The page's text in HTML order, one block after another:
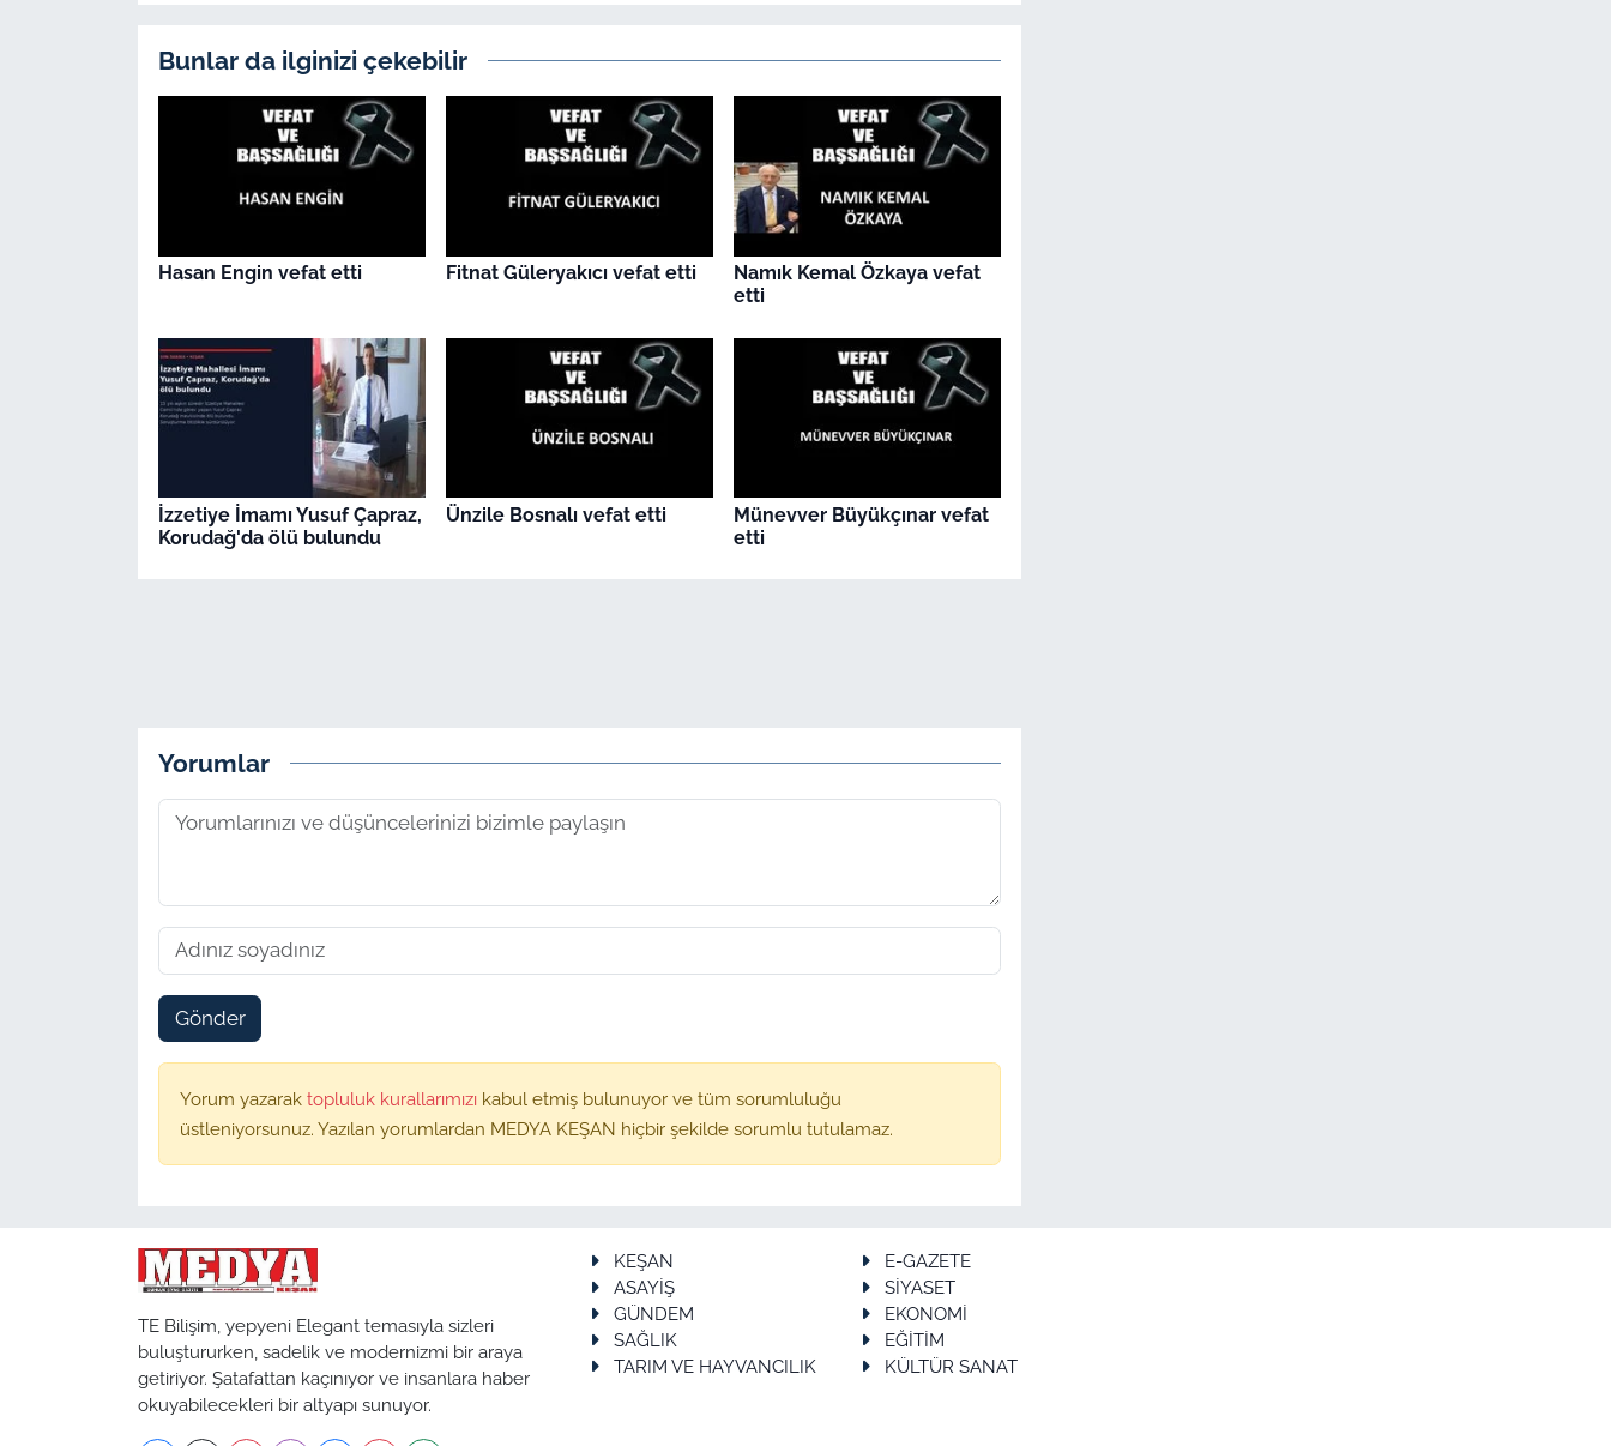
Bunlar da ilginizi çekebilir
Hasan Engin vefat etti Fitnat Güleryakıcı vefat etti
Namık Kemal Özkaya vefat
etti
İzzetiye İmamı Yusuf Çapraz,
Korudağ'da ölü bulundu
Ünzile Bosnalı vefat etti
Münevver Büyükçınar vefat
etti
Yorumlar
Gönder
Yorum yazarak topluluk kurallarımızı kabul etmiş bulunuyor ve tüm sorumluluğu
üstleniyorsunuz. Yazılan yorumlardan MEDYA KEŞAN hiçbir şekilde sorumlu tutulamaz.
TE Bilişim, yepyeni Elegant temasıyla sizleri
buluştururken, sadelik ve modernizmi bir araya
getiriyor. Şatafattan kaçınıyor ve insanlara haber
okuyabilecekleri bir altyapı sunuyor.
KEŞAN
E-GAZETE
ASAYİŞ
SİYASET
GÜNDEM
EKONOMİ
SAĞLIK
EĞİTİM
TARIM VE HAYVANCILIK
KÜLTÜR SANAT